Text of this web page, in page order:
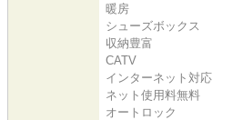
暖房
シューズボックス
収納豊富
CATV
インターネット対応
ネット使用料無料
オートロック